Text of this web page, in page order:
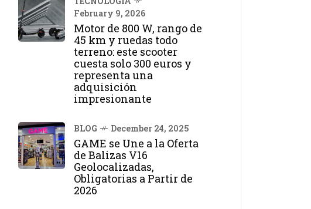
February 9, 2026
Motor de 800 W, rango de
45 km y ruedas todo
terreno: este scooter
cuesta solo 300 euros y
representa una
adquisición
impresionante
BLOG December 24, 2025
GAME se Une a la Oferta
de Balizas V16
Geolocalizadas,
Obligatorias a Partir de
2026